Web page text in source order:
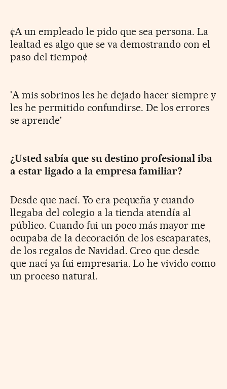
¢A un empleado le pido que sea persona. La
lealtad es algo que se va demostrando con el
paso del tiempo¢
'A mis sobrinos les he dejado hacer siempre y
les he permitido confundirse. De los errores
se aprende'
¿Usted sabía que su destino profesional iba
a estar ligado a la empresa familiar?
Desde que nací. Yo era pequeña y cuando
llegaba del colegio a la tienda atendía al
público. Cuando fui un poco más mayor me
ocupaba de la decoración de los escaparates,
de los regalos de Navidad. Creo que desde
que nací ya fui empresaria. Lo he vivido como
un proceso natural.